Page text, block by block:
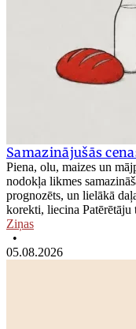
Samazinājušās
Piena, olu, maizes un
nodokļa likmes
prognozēts, un lielākā
korekti, liecina Patērētāju
Ziņas
•
05.08.2026